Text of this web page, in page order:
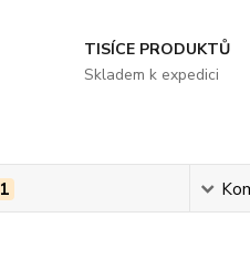
TISÍCE PRODUKTŮ
Skladem k expedici
1